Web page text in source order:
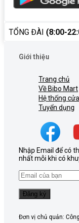
TỔNG ĐÀI (8:00-
Giới thiệu
Trang chủ
Về Bibo Mart
Hệ thống
Tuyển dụng
Nhập Email để có
nhất mỗi khi có
Đơn vị chủ quản: